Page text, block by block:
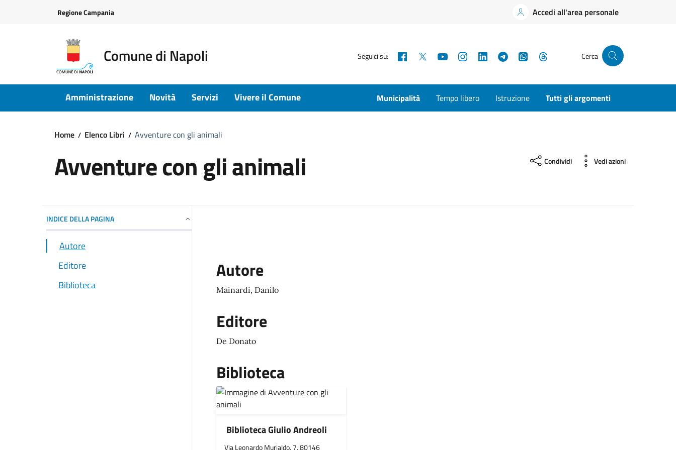
Regione Campania Accedi all'area personale
Comune di Napoli Seguici su: Facebook YouTubeInstagramLinkedInTelegramWhatsApp Cerca
Amministrazione Novità Servizi Vivere il Comune Municipalità Tempo libero Istruzione Tutti gli argomenti
Home Elenco Libri Avventure con gli animali
Avventure con gli animali Condividi Vedi azioni
INDICE DELLA PAGINA
Autore
Editore
Biblioteca
Autore
Mainardi, Danilo
Editore
De Donato
Biblioteca
Biblioteca Giulio Andreoli
Via Leonardo Murialdo, 7, 80146